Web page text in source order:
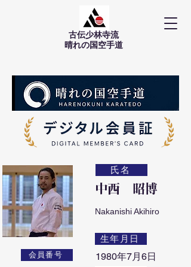
古伝少林寺流
​晴れの国空手道
会員番号
氏名
中西 昭博
Nakanishi Akihiro
生年月日
1980年7月6日